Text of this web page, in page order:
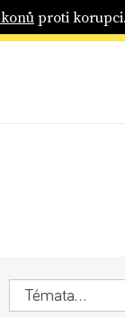
proti